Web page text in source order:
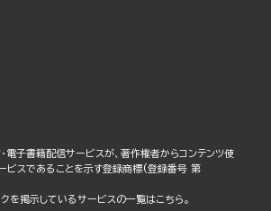
電子書籍配信サービスが、著作権者からコンテンツ使
ビスであることを示す登録商標(登録番号 第
を掲示しているサービスの一覧はこちら。